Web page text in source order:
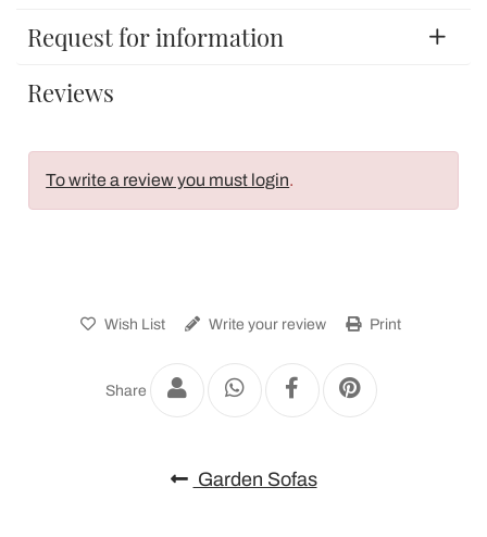
Request for information
Reviews
To write a review you must login.
Wish List Write your review Print
Share
Garden Sofas